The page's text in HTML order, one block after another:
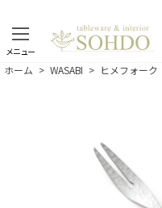
メニュー
ホーム > WASABI > ヒメフォーク